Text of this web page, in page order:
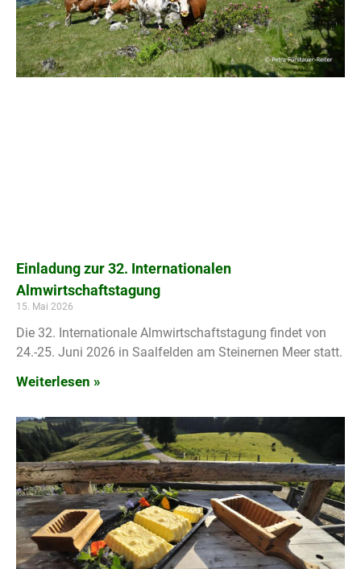
Einladung zur 32. Internationalen
Almwirtschaftstagung
15. Mai 2026
Die 32. Internationale Almwirtschaftstagung findet von
24.-25. Juni 2026 in Saalfelden am Steinernen Meer statt.
Weiterlesen »